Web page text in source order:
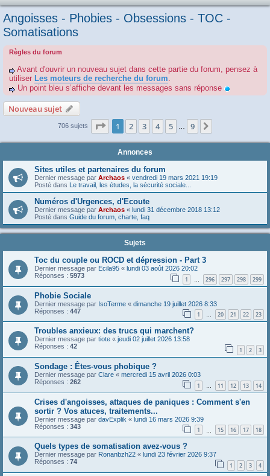
Angoisses - Phobies - Obsessions - TOC -
Somatisations
Règles du forum
Avant d'ouvrir un nouveau sujet dans cette partie du forum, pensez à
utiliser Les moteurs de recherche du forum.
Un point bleu s’affiche devant les messages sans réponse
Nouveau sujet
706 sujets Page 1sur9
1 2 3 4 5 9
Annonces
Sites utiles et partenaires du forum
Dernier message par Archaos « vendredi 19 mars 2021 19:19
Posté dans Le travail, les études, la sécurité sociale...
Numéros d'Urgences, d'Ecoute
Dernier message par Archaos « lundi 31 décembre 2018 13:12
Posté dans Guide du forum, charte, faq
Sujets
Toc du couple ou ROCD et dépression - Part 3
Dernier message par Ecila95 « lundi 03 août 2026 20:02
Réponses : 5973 1 … 296 297 298 299
Phobie Sociale
Dernier message par IsoTerme « dimanche 19 juillet 2026 8:33
Réponses : 447 1 20 21 22 23
Troubles anxieux: des trucs qui marchent?
Dernier message par tiote « jeudi 02 juillet 2026 13:58
Réponses : 42 1 2 3
Sondage : Êtes-vous phobique ?
Dernier message par Clare « mercredi 15 avril 2026 0:03
Réponses : 262 1 … 11 12 13 14
Crises d'angoisses, attaques de paniques : Comment s'en
sortir ? Vos atuces, traitements...
Dernier message par davExplik « lundi 16 mars 2026 9:39
Réponses : 343 1 15 16 17 18
Quels types de somatisation avez-vous ?
Dernier message par Ronanbzh22 « lundi 23 février 2026 9:37
Réponses : 74 1 2 3 4